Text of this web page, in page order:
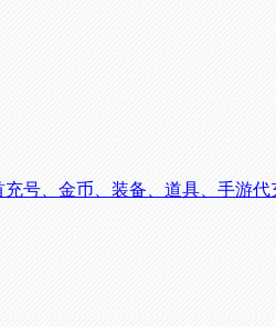
号、金币、装备、道具、手游